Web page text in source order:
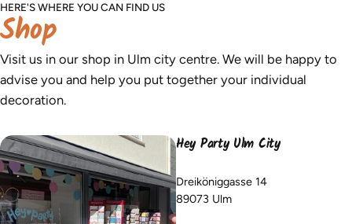
HERE'S WHERE YOU CAN FIND US
Shop
Visit us in our shop in Ulm city centre. We will be happy to
advise you and help you put together your individual
decoration.
Hey Party Ulm City
Dreiköniggasse 14
89073 Ulm